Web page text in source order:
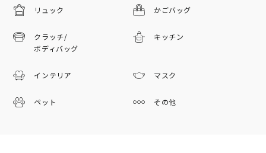
リュック かごバッグ
クラッチ/
ボディバッグ
キッチン
インテリア マスク
ペット その他